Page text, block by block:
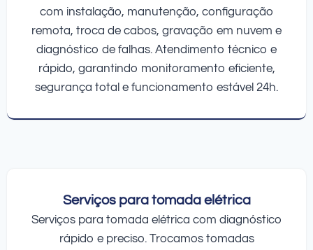
com instalação, manutenção, configuração
remota, troca de cabos, gravação em nuvem e
diagnóstico de falhas. Atendimento técnico e
rápido, garantindo monitoramento eficiente,
segurança total e funcionamento estável 24h.
Serviços para tomada elétrica
Serviços para tomada elétrica com diagnóstico
rápido e preciso. Trocamos tomadas